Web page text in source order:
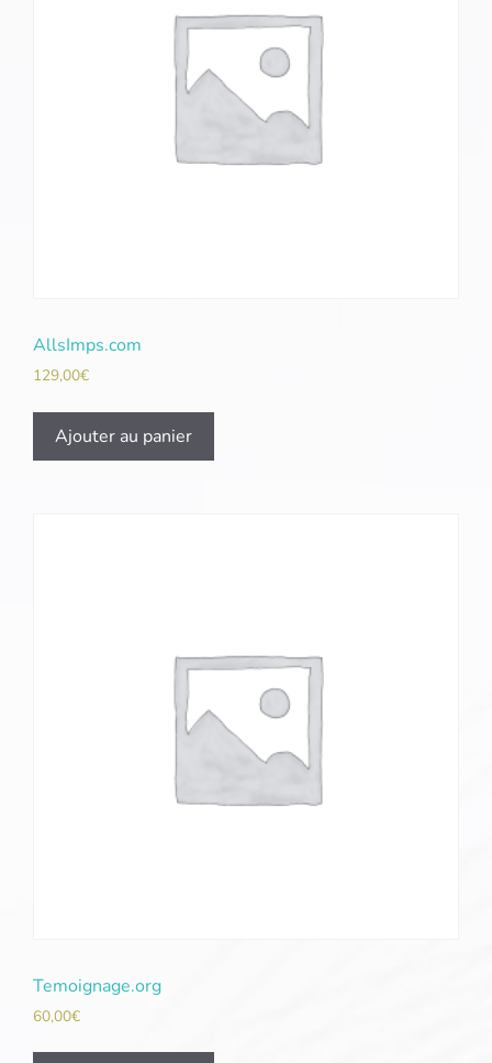
AllsImps.com
129,00€
Ajouter au panier
Temoignage.org
60,00€